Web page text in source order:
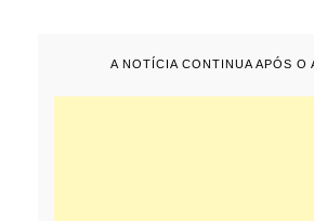
A NOTÍCIA CONTINUA APÓS O